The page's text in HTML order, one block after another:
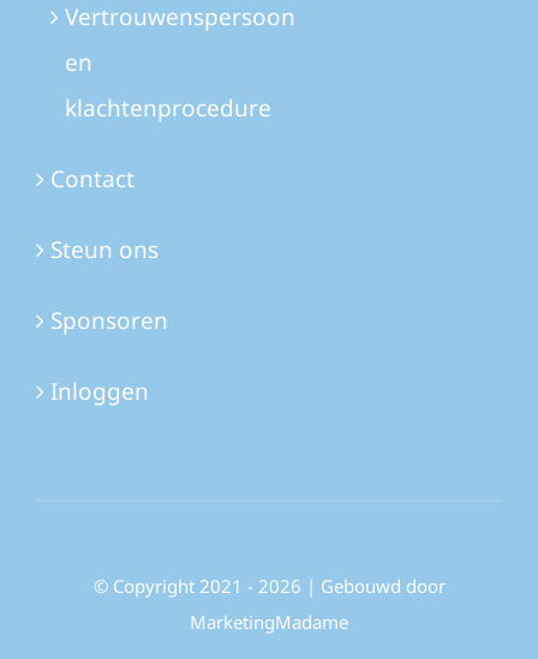
Vertrouwenspersoon
en
klachtenprocedure
Contact
Steun ons
Sponsoren
Inloggen
© Copyright 2021 - 2026 | Gebouwd door
MarketingMadame